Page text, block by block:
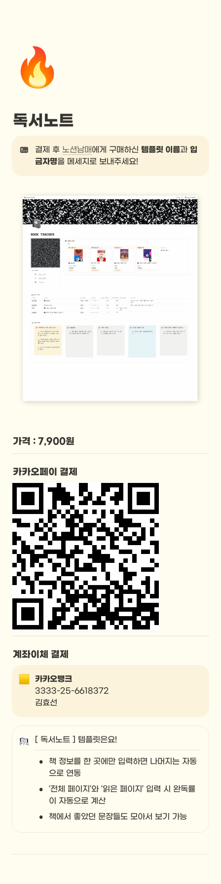
🔥
독서노트
결제 후 노션남매에게 구매하신 템플릿 이름과 입
금자명을 메세지로 보내주세요!
가격 : 7,900원
카카오페이 결제
계좌이체 결제
카카오뱅크
3333-25-6618372
김효선
[ 독서노트 ] 템플릿은요!
•
책 정보를 한 곳에만 입력하면 나머지는 자동
으로 연동
•
‘전체 페이지’와 ‘읽은 페이지’ 입력 시 완독률
이 자동으로 계산
• 책에서 좋았던 문장들도 모아서 보기 가능